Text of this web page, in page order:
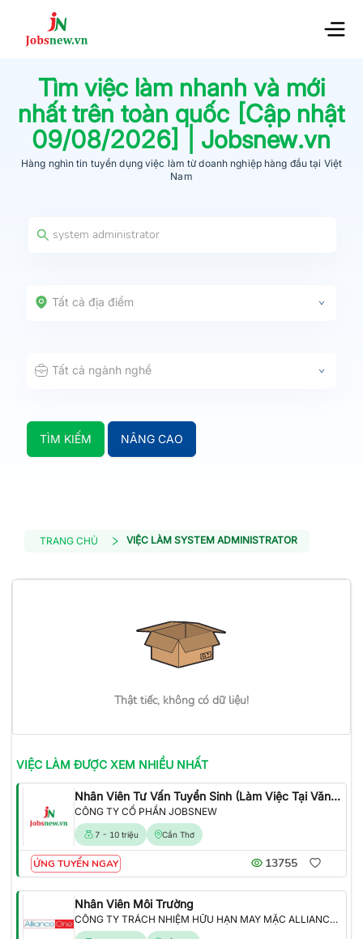
Tìm việc làm nhanh và mới
nhất trên toàn quốc [Cập nhật
09/08/2026] | Jobsnew.vn
Hàng nghìn tin tuyển dụng việc làm từdoanh nghiệp hàng đầu tại Việt
Nam
Tất cả địa điểm
Tất cả ngành nghề
TÌM KIẾM NÂNG CAO
TRANG CHỦ VIỆC LÀM SYSTEM ADMINISTRATOR
Thật tiếc, không có dữ liệu!
VIỆC LÀM ĐƯỢC XEM NHIỀU NHẤT
Nhân Viên Tư Vấn Tuyển Sinh (Làm Việc Tại Văn Phòng)
CÔNG TY CỔ PHẦN JOBSNEW
7 - 10 triệu Cần Thơ
ỨNG TUYỂN NGAY 13755
Nhân Viên Môi Trường
CÔNG TY TRÁCH NHIỆM HỮU HẠN MAY MẶC ALLIANCE ONE